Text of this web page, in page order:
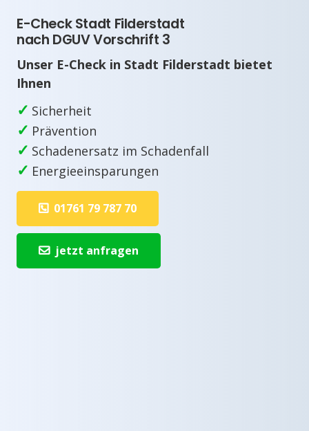
E-Check Stadt Filderstadt
nach DGUV Vorschrift 3
Unser E-Check in Stadt Filderstadt bietet
Ihnen
✓ Sicherheit
✓ Prävention
✓ Schadenersatz im Schadenfall
✓ Energieeinsparungen
01761 79 787 70
jetzt anfragen